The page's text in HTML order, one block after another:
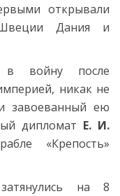
открывали
Дания и
в войну после
никак не
завоеванный ею
дипломат Е. И.
«Крепость»
на 8